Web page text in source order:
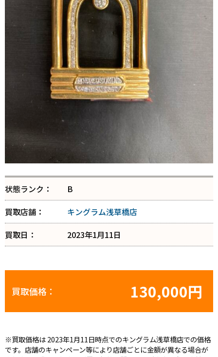
状態ランク：
B
買取店舗：
キングラム浅草橋店
買取日：
2023年1月11日
買取価格： 130,000円
※買取価格は 2023年1月11日時点でのキングラム浅草橋店での価格
です。店舗のキャンペーン等により店舗ごとに金額が異なる場合が